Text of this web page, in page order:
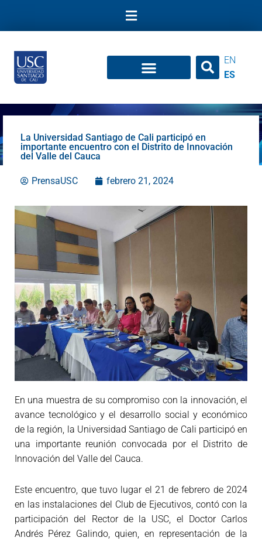
EN
ES
La Universidad Santiago de Cali participó en
importante encuentro con el Distrito de Innovación
del Valle del Cauca
PrensaUSC febrero 21, 2024
En una muestra de su compromiso con la innovación, el
avance tecnológico y el desarrollo social y económico
de la región, la Universidad Santiago de Cali participó en
una importante reunión convocada por el Distrito de
Innovación del Valle del Cauca.
Este encuentro, que tuvo lugar el 21 de febrero de 2024
en las instalaciones del Club de Ejecutivos, contó con la
participación del Rector de la USC, el Doctor Carlos
Andrés Pérez Galindo, quien, en representación de la